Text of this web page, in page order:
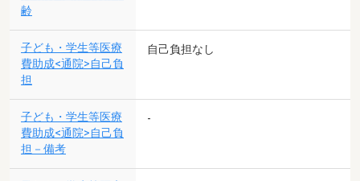
齢
子ども・学生等医療
費助成<通院>自己負
担
自己負担なし
子ども・学生等医療
費助成<通院>自己負
担－備考
-